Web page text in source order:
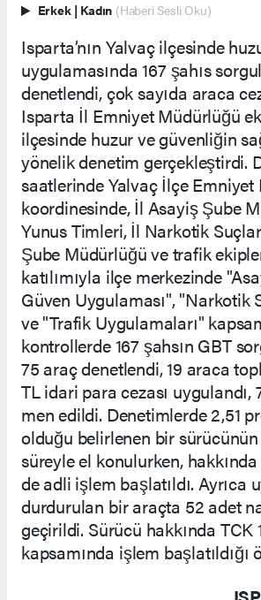
Erkek | Kadın (Haberi Sesli Oku)
Isparta’nın Yalvaç ilçesinde
uygulamasında 167 şahıs
denetlendi, çok sayıda araca
Isparta İl Emniyet Müdürlüğü
ilçesinde huzur ve güvenliğin
yönelik denetim gerçekleştirdi.
saatlerinde Yalvaç İlçe
koordinesinde, İl Asayiş Şube
Yunus Timleri, İl Narkotik
Şube Müdürlüğü ve trafik
katılımıyla ilçe merkezinde
Güven Uygulaması", "Narkotik
ve "Trafik Uygulamaları"
kontrollerde 167 şahsın GBT
75 araç denetlendi, 19 araca
TL idari para cezası
men edildi. Denetimlerde 2,51
olduğu belirlenen bir
süreyle el konulurken,
de adli işlem başlatıldı. Ayrıca
durdurulan bir araçta 52 adet
geçirildi. Sürücü hakkında TCK
kapsamında işlem başlatıldığı